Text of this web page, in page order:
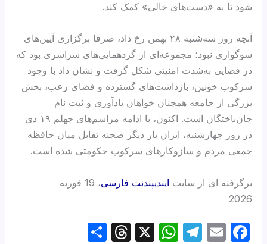
شود تا به «دست‌های خالی» کمک کند.
آنچه روز سه‌شنبه ۲۸ بهمن رخ داد، صرفا برگزاری آیین‌های
سوگواری نبود؛ مجموعه‌ای از گردهمایی‌های سراسری بود که
در فضایی به‌شدت امنیتی شکل گرفت و نشان داد با وجود
سرکوب خونین، بازداشت‌های گسترده و فضای رعب، بخش
بزرگی از جامعه همچنان خواهان یادآوری و ثبت نام
جان‌باختگان است. اکنون، با ادامه مراسم‌های چهلم ۱۹ دی
در روز چهارشنبه، ایران بار دیگر صحنه تقابل میان حافظه
جمعی مردم و سازوکارهای سرکوب حکومتی شده است.
برگرفته ای از سایت ایندیپندنت فارسی
، 19 فوریه
2026
F
E
T
W
X
T